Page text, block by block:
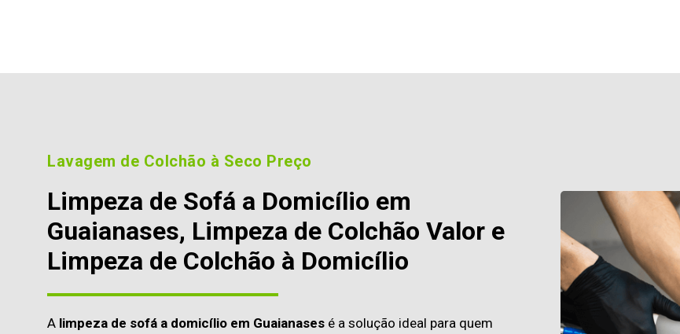
Lavagem de Colchão à Seco Preço
Limpeza de Sofá a Domicílio em
Guaianases, Limpeza de Colchão Valor e
Limpeza de Colchão à Domicílio
A limpeza de sofá a domicílio em Guaianases é a solução ideal para quem